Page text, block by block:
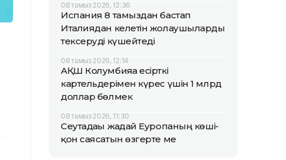
08 тамыз 2026, 12:36
Испания 8 тамыздан бастап
Италиядан келетін жолаушыларды
тексеруді күшейтеді
08 тамыз 2026, 12:14
АҚШ Колумбияға есірткі
картельдерімен күрес үшін 1 млрд
доллар бөлмек
08 тамыз 2026, 11:30
Сеутадағы жағдай Еуропаның көші-
қон саясатын өзгерте ме